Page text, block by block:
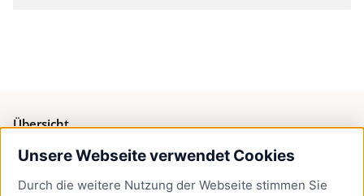
Unsere Webseite verwendet Cookies
Durch die weitere Nutzung der Webseite stimmen Sie
Übersicht
Bürgerservice
Presse